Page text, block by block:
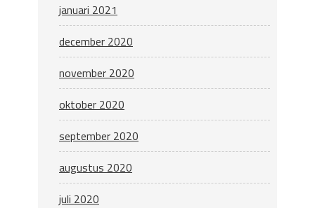
januari 2021
december 2020
november 2020
oktober 2020
september 2020
augustus 2020
juli 2020